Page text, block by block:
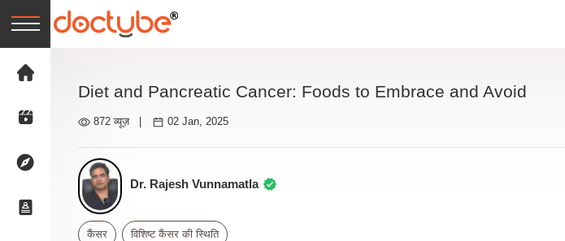
Diet and Pancreatic Cancer: Foods to Embrace and Avoid
872 व्यूज़ 02 Jan, 2025
Dr. Rajesh Vunnamatla
कैंसर विशिष्ट कैंसर की स्थिति